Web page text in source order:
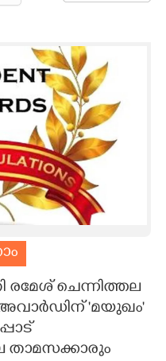
രമേശ് ചെന്നിത്തല
അവാർഡിന് 'മയുഖം'
താമസക്കാരും